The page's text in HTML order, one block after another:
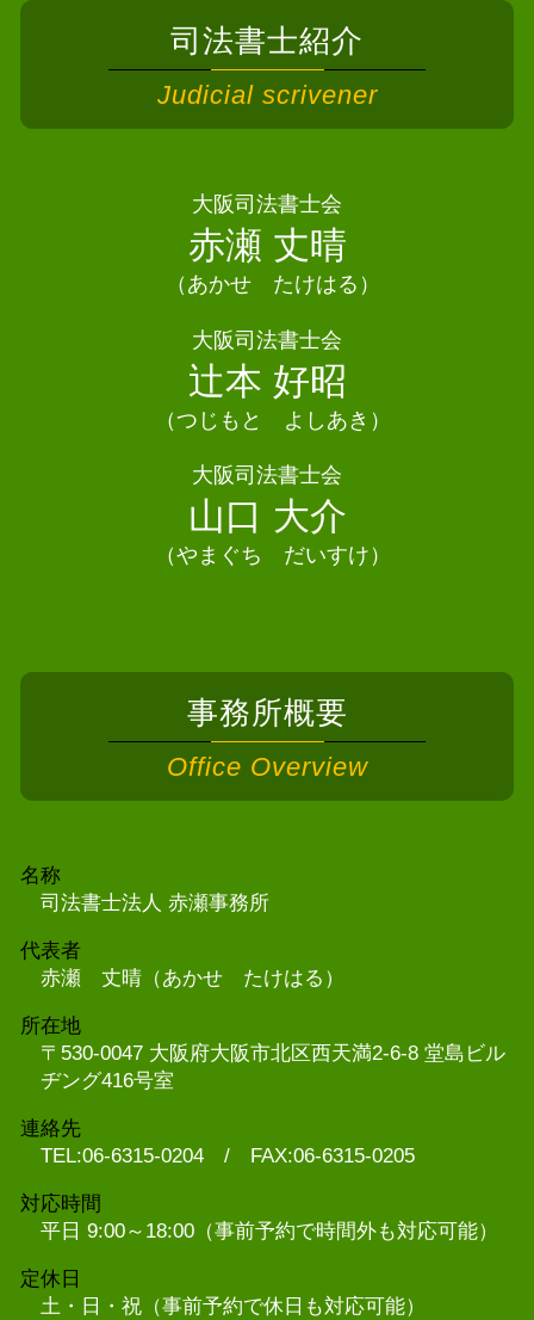
債務整理 司法書士 費用
債務整理 クレジットカード 作れる
個人再生 車
債務整理 家族
債務整理 任意整理 条件
個人再生 クレジットカード
遺産分割協議書 作成
相続 関係図
相続登記 義務化 過去の相続
遺産分割協議 不動産登記
遺言書 司法書士
相続放棄 デメリット
相続放棄 期間
遺産分割協議 難航
相続放棄 手続き
債務整理 司法書士 池田市
相続 司法書士 松原市
債務整理 司法書士 茨木市
相続 司法書士 泉大津市
相続 司法書士熊取町
債務整理 司法書士 吹田市
相続 司法書士 東大阪市
債務整理 司法書士 千早赤阪村
債務整理 司法書士 島本町
相続 司法書士 交野市
債務整理 司法書士 河内長野市
相続 司法書士 枚方市
司法書士紹介
Judicial scrivener
大阪司法書士会
赤瀬 丈晴
（あかせ たけはる）
大阪司法書士会
辻本 好昭
（つじもと よしあき）
大阪司法書士会
山口 大介
（やまぐち だいすけ）
事務所概要
Office Overview
名称
司法書士法人 赤瀬事務所
代表者
赤瀬 丈晴（あかせ たけはる）
所在地
〒530-0047 大阪府大阪市北区西天満2-6-8 堂島ビル
ヂング416号室
連絡先
TEL:06-6315-0204 / FAX:06-6315-0205
対応時間
平日 9:00～18:00（事前予約で時間外も対応可能）
定休日
土・日・祝（事前予約で休日も対応可能）